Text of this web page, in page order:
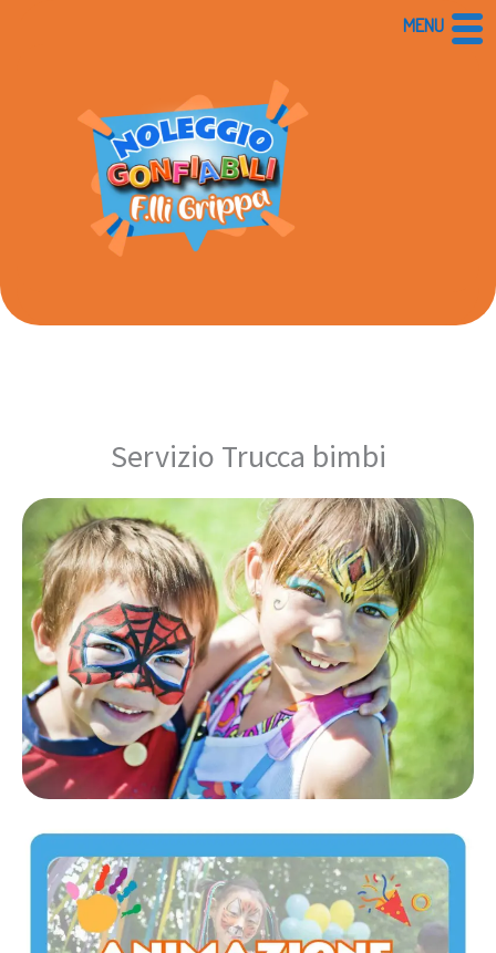
Servizio Trucca bimbi
MENU